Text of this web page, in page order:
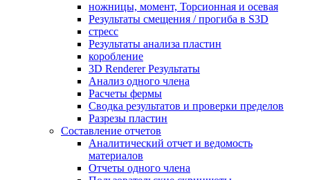
ножницы, момент, Торсионная и осевая
Результаты смещения / прогиба в S3D
стресс
Результаты анализа пластин
коробление
3D Renderer Результаты
Анализ одного члена
Расчеты фермы
Сводка результатов и проверки пределов
Разрезы пластин
Составление отчетов
Аналитический отчет и ведомость
материалов
Отчеты одного члена